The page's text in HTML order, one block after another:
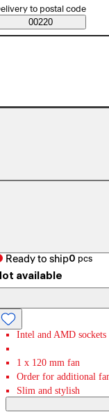
Saatavuustiedot
order method
to postal code
00220
Ready to ship0 pcs
available
Intel and AMD sockets
1 x 120 mm fan
Order for additional
Slim and stylish